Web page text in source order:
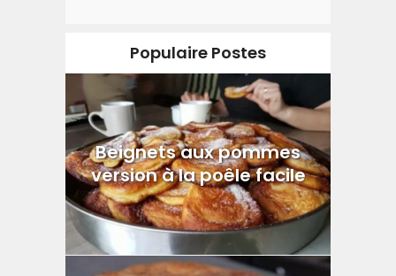
Populaire Postes
Beignets aux pommes
version à la poêle facile